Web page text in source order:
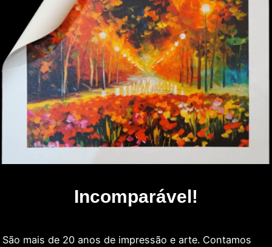
Incomparável!
São mais de 20 anos de impressão e arte. Contamos